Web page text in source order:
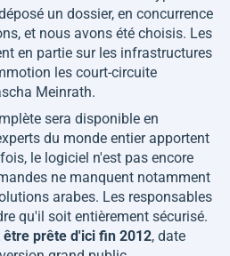
un dossier, en concurrence
et nous avons été choisis. Les
en partie sur les infrastructures
les court-circuite
Meinrath.
sera disponible en
du monde entier apportent
le logiciel n'est pas encore
ne manquent notamment
arabes. Les responsables
qu'il soit entièrement sécurisé.
prête d'ici fin 2012, date